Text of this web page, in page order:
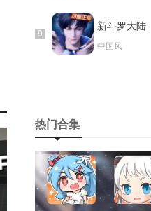
新斗罗大陆
中国风
热门合集